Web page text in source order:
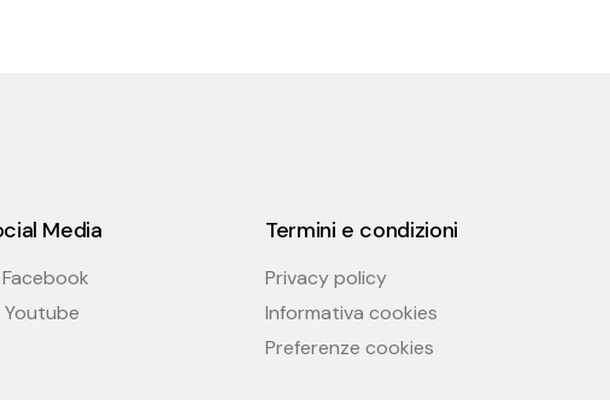
Media
Facebook
Youtube
Termini e condizioni
Privacy policy
Informativa cookies
Preferenze cookies